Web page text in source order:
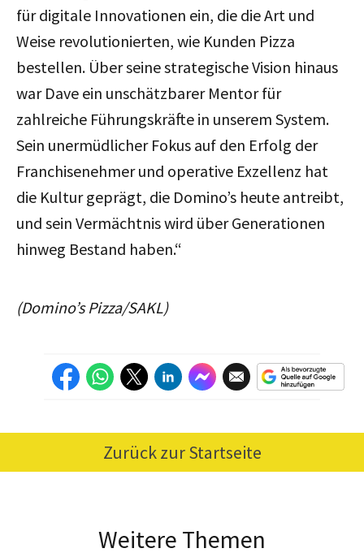
für digitale Innovationen ein, die die Art und
Weise revolutionierten, wie Kunden Pizza
bestellen. Über seine strategische Vision hinaus
war Dave ein unschätzbarer Mentor für
zahlreiche Führungskräfte in unserem System.
Sein unermüdlicher Fokus auf den Erfolg der
Franchisenehmer und operative Exzellenz hat
die Kultur geprägt, die Domino’s heute antreibt,
und sein Vermächtnis wird über Generationen
hinweg Bestand haben.“
(Domino’s Pizza/SAKL)
Zurück zur Startseite
Weitere Themen